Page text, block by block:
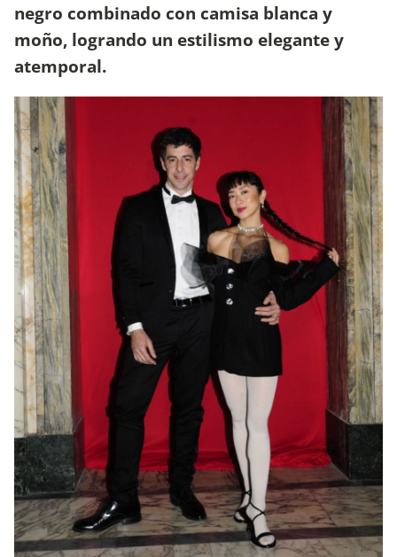
negro combinado con camisa blanca y
moño, logrando un estilismo elegante y
atemporal.